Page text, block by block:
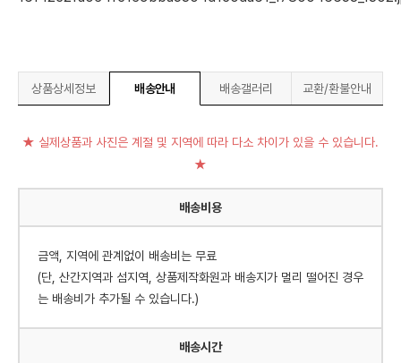
상품상세정보 배송안내 배송갤러리 교환/환불안내
★ 실제상품과 사진은 계절 및 지역에 따라 다소 차이가 있을 수 있습니다.
★
배송비용
금액, 지역에 관계없이 배송비는 무료
(단, 산간지역과 섬지역, 상품제작화원과 배송지가 멀리 떨어진 경우
는 배송비가 추가될 수 있습니다.)
배송시간